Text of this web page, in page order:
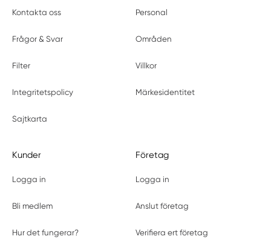
Kontakta oss Personal
Frågor & Svar Områden
Filter Villkor
Integritetspolicy Märkesidentitet
Sajtkarta
Kunder
Logga in
Bli medlem
Hur det fungerar?
Företag
Logga in
Anslut företag
Verifiera ert företag